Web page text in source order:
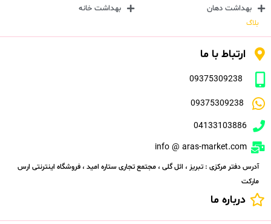
بهداشت دهان
بهداشت خانه
بلاگ
ارتباط با ما
09375309238
09375309238
04133103886
info @ aras-market.com
آدرس دفتر مرکزی : تبریز ، ائل گلی ، مجتمع تجاری ستاره امید ، فروشگاه اینترنتی ارس
مارکت
درباره ما